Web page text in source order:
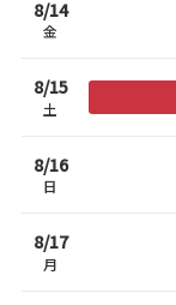
8/14
金
8/15
土
8/16
日
8/17
月